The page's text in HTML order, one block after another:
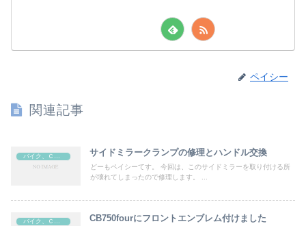
ペイシー
関連記事
サイドミラークランプの修理とハンドル交換
どーもペイシーてす。 今回は、このサイドミラーを取り付ける所
が壊れてしまったので修理します。 ...
バイク、ＣＢ７５０four CB750fourにフロントエンブレム付けました